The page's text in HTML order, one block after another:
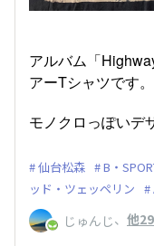
アルバム「
アーTシャツです。
モノクロっぽいデ
仙台松森 B・
ッド・ツェッペリン
じゅんじ、 他